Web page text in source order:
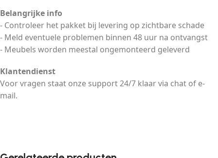
Belangrijke info
- Controleer het pakket bij levering op zichtbare schade
- Meld eventuele problemen binnen 48 uur na ontvangst
- Meubels worden meestal ongemonteerd geleverd
Klantendienst
Voor vragen staat onze support 24/7 klaar via chat of e-
mail.